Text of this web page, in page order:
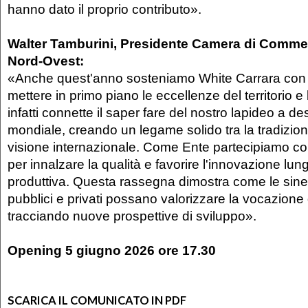
hanno dato il proprio contributo».
Walter Tamburini, Presidente Camera di
Nord-Ovest:
«Anche quest'anno sosteniamo White Carrara
mettere in primo piano le eccellenze del territorio
infatti connette il saper fare del nostro lapideo a
mondiale, creando un legame solido tra la
visione internazionale. Come Ente partecipiamo
per innalzare la qualità e favorire l'innovazione
produttiva. Questa rassegna dimostra come le
pubblici e privati possano valorizzare la vocazione
tracciando nuove prospettive di sviluppo».
Opening 5 giugno 2026 ore 17.30
SCARICA IL COMUNICATO IN PDF